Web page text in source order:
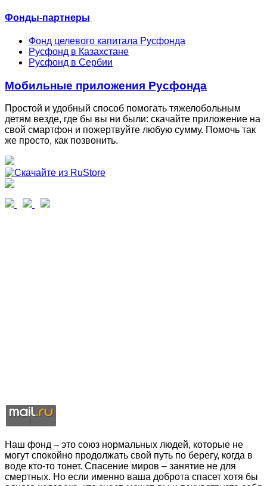
Фонды-партнеры
Фонд целевого капитала Русфонда
Русфонд в Казахстане
Русфонд в Сербии
Мобильные приложения Русфонда
Простой и удобный способ помогать тяжелобольным
детям везде, где бы вы ни были: скачайте приложение на
свой смартфон и пожертвуйте любую сумму. Помочь так
же просто, как позвонить.
Наш фонд – это союз нормальных людей, которые не
могут спокойно продолжать свой путь по берегу, когда в
воде кто-то тонет. Спасение миров – занятие не для
смертных. Но если именно ваша доброта спасет хотя бы